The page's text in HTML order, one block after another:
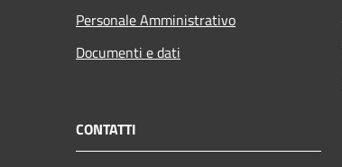
Personale Amministrativo
Documenti e dati
CONTATTI